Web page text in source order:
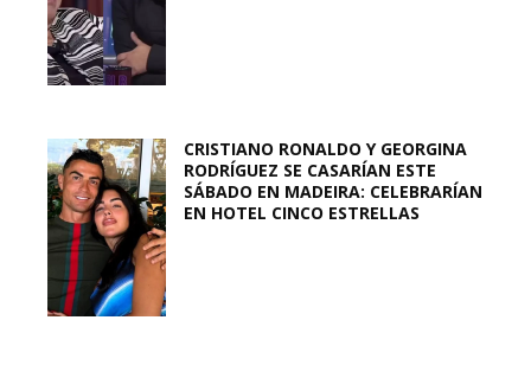
CRISTIANO RONALDO Y GEORGINA
RODRÍGUEZ SE CASARÍAN ESTE
SÁBADO EN MADEIRA: CELEBRARÍAN
EN HOTEL CINCO ESTRELLAS